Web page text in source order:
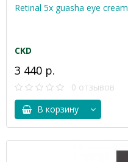
Retinal 5x guasha eye cream
CKD
3 440 р.
0 отзывов
В корзину